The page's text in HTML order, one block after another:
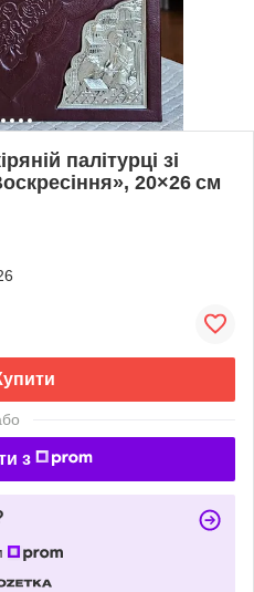
палітурці зі
20×26 см
з